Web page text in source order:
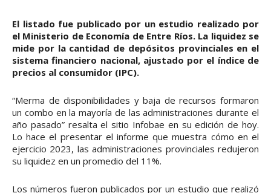
El listado fue publicado por un estudio realizado por
el Ministerio de Economía de Entre Ríos. La liquidez se
mide por la cantidad de depósitos provinciales en el
sistema financiero nacional, ajustado por el índice de
precios al consumidor (IPC).
“Merma de disponibilidades y baja de recursos formaron
un combo en la mayoría de las administraciones durante el
año pasado” resalta el sitio Infobae en su edición de hoy.
Lo hace el presentar el informe que muestra cómo en el
ejercicio 2023, las administraciones provinciales redujeron
su liquidez en un promedio del 11%.
Los números fueron publicados por un estudio que realizó